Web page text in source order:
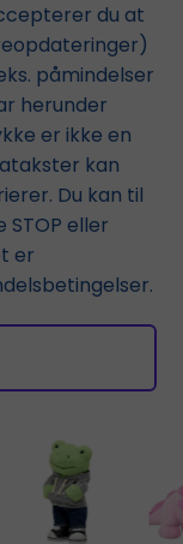
du at
påmindelser
herunder
er ikke en
kan
Du kan til
eller
er
.